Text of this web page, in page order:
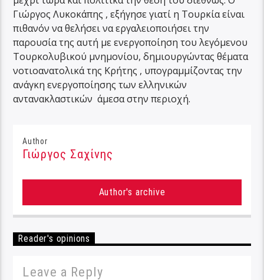
Γιώργος Λυκοκάπης , εξήγησε γιατί η Τουρκία είναι
πιθανόν να θελήσει να εργαλειοποιήσει την
παρουσία της αυτή με ενεργοποίηση του λεγόμενου
Τουρκολυβικού μνημονίου, δημιουργώντας θέματα
νοτιοανατολικά της Κρήτης , υπογραμμίζοντας την
ανάγκη ενεργοποίησης των ελληνικών
αντανακλαστικών άμεσα στην περιοχή.
Author
Γιώργος Σαχίνης
Author's archive
Reader's opinions
Leave a Reply